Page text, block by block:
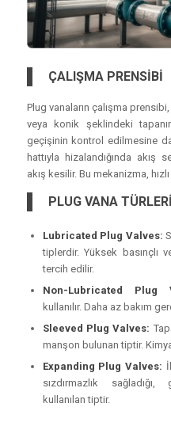
ÇALIŞMA PRENSİBİ
Plug vanaların çalışma
veya konik şeklindeki
geçişinin kontrol edilmesine
hattıyla hizalandığında
akış kesilir. Bu mekanizma,
PLUG VANA TÜRLERİ
Lubricated Plug Valves:
tiplerdir. Yüksek basınçlı
tercih edilir.
Non-Lubricated Plug
kullanılır. Daha az bakım
Sleeved Plug Valves:
manşon bulunan tiptir.
Expanding Plug Valves:
sızdırmazlık
kullanılan tiptir.